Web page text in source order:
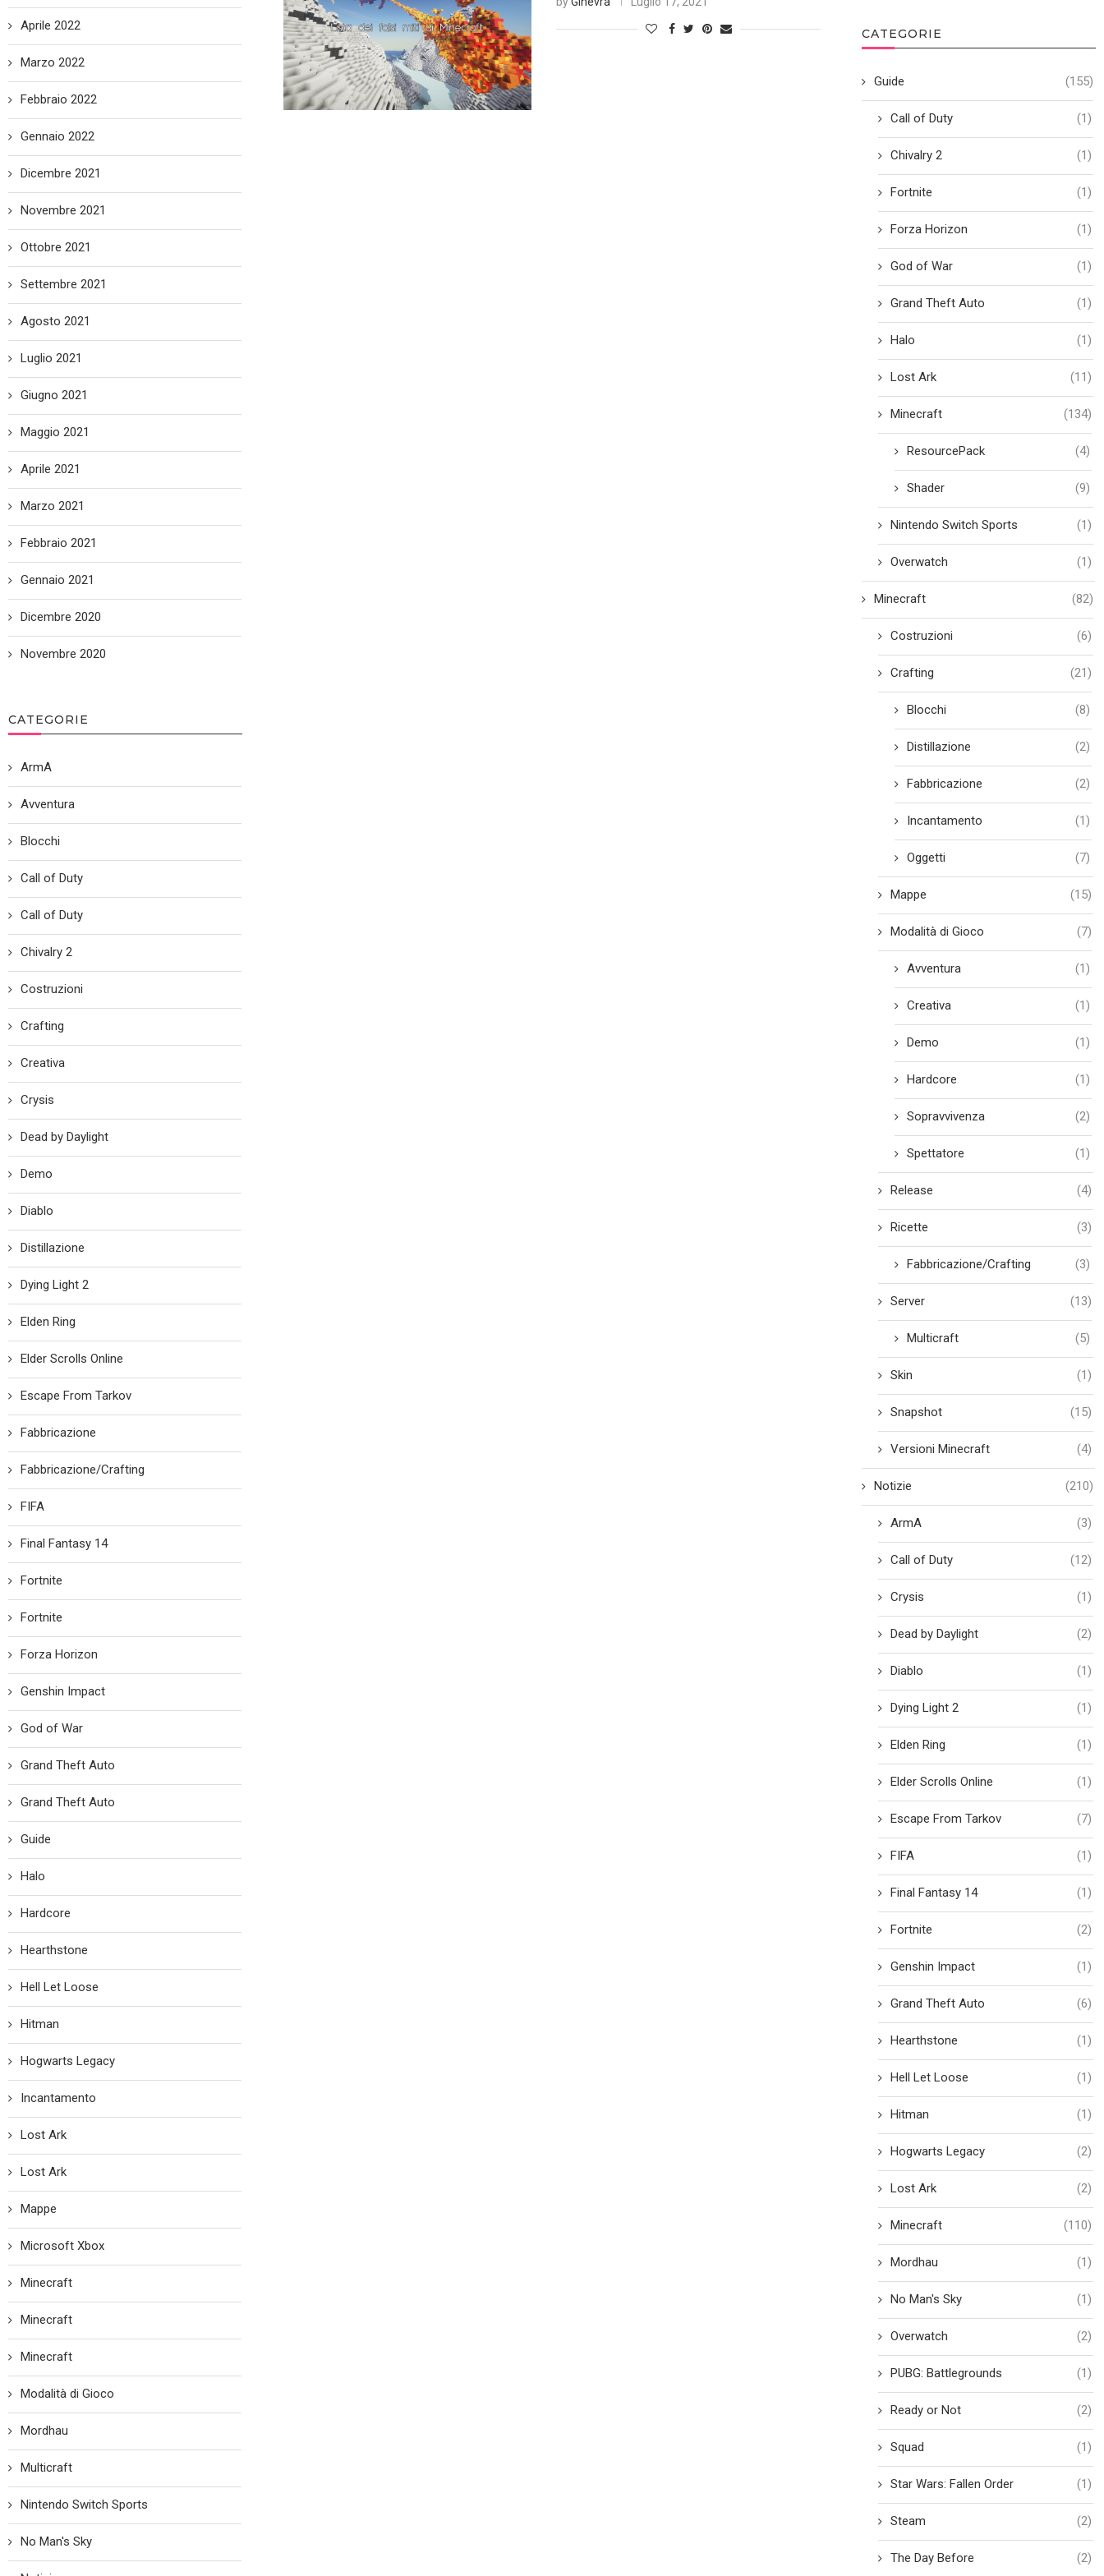
CATEGORIE
Guide (155)
Call of Duty (1)
Chivalry 2 (1)
Fortnite (1)
Forza Horizon (1)
God of War (1)
Grand Theft Auto (1)
Halo (1)
Lost Ark (11)
Minecraft (134)
ResourcePack (4)
Shader (9)
Nintendo Switch Sports (1)
Overwatch (1)
Minecraft (82)
Costruzioni (6)
Crafting (21)
Blocchi (8)
Distillazione (2)
Fabbricazione (2)
Incantamento (1)
Oggetti (7)
Mappe (15)
Modalità di Gioco (7)
Avventura (1)
Creativa (1)
Demo (1)
Hardcore (1)
Sopravvivenza (2)
Spettatore (1)
Release (4)
Ricette (3)
Fabbricazione/Crafting (3)
Server (13)
Multicraft (5)
Skin (1)
Snapshot (15)
Versioni Minecraft (4)
Notizie (210)
ArmA (3)
Call of Duty (12)
Crysis (1)
Dead by Daylight (2)
Diablo (1)
Dying Light 2 (1)
Elden Ring (1)
Elder Scrolls Online (1)
Escape From Tarkov (7)
FIFA (1)
Final Fantasy 14 (1)
Fortnite (2)
Genshin Impact (1)
Grand Theft Auto (6)
Hearthstone (1)
Hell Let Loose (1)
Hitman (1)
Hogwarts Legacy (2)
Lost Ark (2)
Minecraft (110)
Mordhau (1)
No Man's Sky (1)
Overwatch (2)
PUBG: Battlegrounds (1)
Ready or Not (2)
Squad (1)
Star Wars: Fallen Order (1)
Steam (2)
The Day Before (2)
Aprile 2022
Marzo 2022
Febbraio 2022
Gennaio 2022
Dicembre 2021
Novembre 2021
Ottobre 2021
Settembre 2021
Agosto 2021
Luglio 2021
Giugno 2021
Maggio 2021
Aprile 2021
Marzo 2021
Febbraio 2021
Gennaio 2021
Dicembre 2020
Novembre 2020
CATEGORIE
ArmA
Avventura
Blocchi
Call of Duty
Call of Duty
Chivalry 2
Costruzioni
Crafting
Creativa
Crysis
Dead by Daylight
Demo
Diablo
Distillazione
Dying Light 2
Elden Ring
Elder Scrolls Online
Escape From Tarkov
Fabbricazione
Fabbricazione/Crafting
FIFA
Final Fantasy 14
Fortnite
Fortnite
Forza Horizon
Genshin Impact
God of War
Grand Theft Auto
Grand Theft Auto
Guide
Halo
Hardcore
Hearthstone
Hell Let Loose
Hitman
Hogwarts Legacy
Incantamento
Lost Ark
Lost Ark
Mappe
Microsoft Xbox
Minecraft
Minecraft
Minecraft
Modalità di Gioco
Mordhau
Multicraft
Nintendo Switch Sports
No Man's Sky